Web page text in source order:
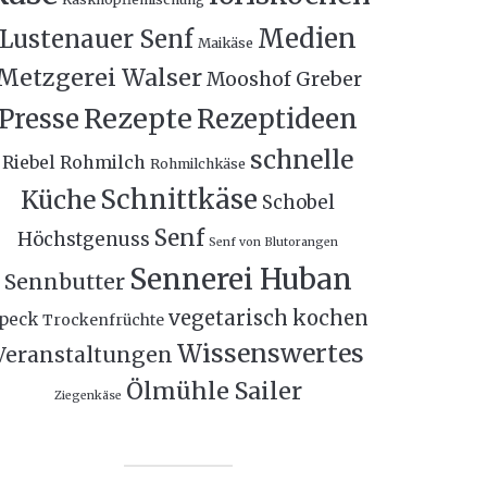
Lustenauer Senf Maikäse Medien
Walser Mooshof Greber
RezepteRezeptideen
Riebel Rohmilch Rohmilchkäse schnelle
Küche Schnittkäse Schobel
Höchstgenuss Senf Senf von Blutorangen
Sennbutter Sennerei Huban
Trockenfrüchte vegetarisch kochen
Wissenswertes
Ziegenkäse Ölmühle Sailer